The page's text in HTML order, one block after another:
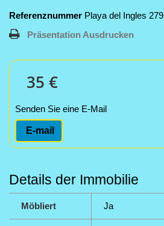
Referenznummer Playa del Ingles 279
Präsentation Ausdrucken
35 €
Senden Sie eine E-Mail
E-mail
Details der Immobilie
Möbliert Ja